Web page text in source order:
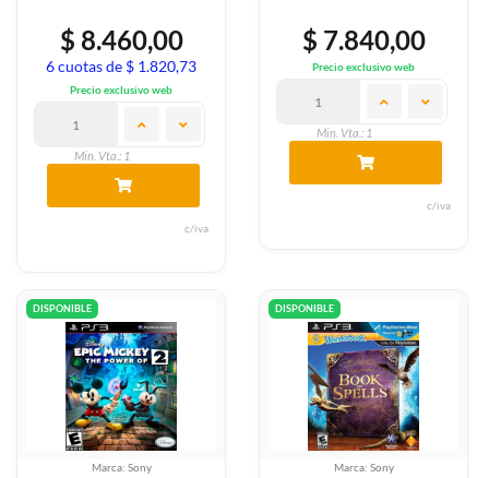
$ 8.460,00
6 cuotas de $ 1.820,73
Precio exclusivo web
Min. Vta.: 1
c/iva
$ 7.840,00
Precio exclusivo web
Min. Vta.: 1
c/iva
DISPONIBLE
Marca: Sony
DISPONIBLE
Marca: Sony